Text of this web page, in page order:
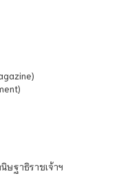
ษฐาธิราชเจ้าฯ